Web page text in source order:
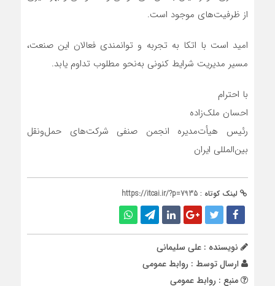
از ظرفیت‌های موجود است.
امید است با اتکا به تجربه و توانمندی فعالان این صنعت،
مسیر مدیریت شرایط کنونی به‌نحو مطلوب تداوم یابد.
با احترام
احسان ملک‌زاده
رئیس هیأت‌مدیره انجمن صنفی شرکت‌های حمل‌ونقل
بین‌المللی ایران
لینک کوتاه : https://itcai.ir/?p=7935
نویسنده : علی سلیمانی
ارسال توسط : روابط عمومی
منبع : روابط عمومی